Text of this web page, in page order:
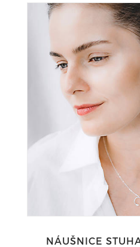
NÁUŠNICE